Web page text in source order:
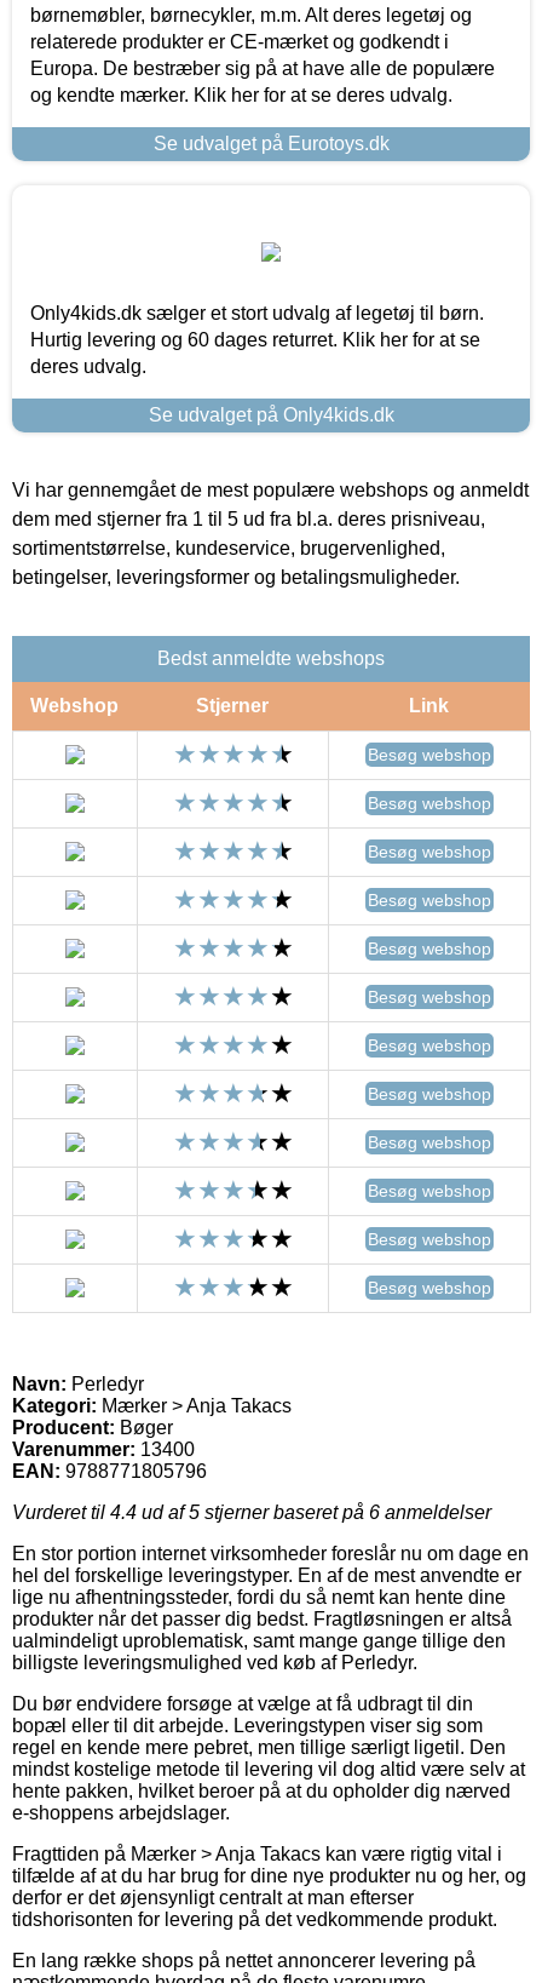
børnemøbler, børnecykler, m.m. Alt deres legetøj og
relaterede produkter er CE-mærket og godkendt i
Europa. De bestræber sig på at have alle de populære
og kendte mærker. Klik her for at se deres udvalg.
Se udvalget på Eurotoys.dk
Only4kids.dk sælger et stort udvalg af legetøj til børn.
Hurtig levering og 60 dages returret. Klik her for at se
deres udvalg.
Se udvalget på Only4kids.dk
Vi har gennemgået de mest populære webshops og anmeldt
dem med stjerner fra 1 til 5 ud fra bl.a. deres prisniveau,
sortimentstørrelse, kundeservice, brugervenlighed,
betingelser, leveringsformer og betalingsmuligheder.
Bedst anmeldte webshops
Webshop Stjerner Link
Besøg webshop
Besøg webshop
Besøg webshop
Besøg webshop
Besøg webshop
Besøg webshop
Besøg webshop
Besøg webshop
Besøg webshop
Besøg webshop
Besøg webshop
Besøg webshop
Navn: Perledyr
Kategori: Mærker > Anja Takacs
Producent: Bøger
Varenummer: 13400
EAN: 9788771805796
Vurderet til 4.4 ud af 5 stjerner baseret på 6 anmeldelser
En stor portion internet virksomheder foreslår nu om dage en
hel del forskellige leveringstyper. En af de mest anvendte er
lige nu afhentningssteder, fordi du så nemt kan hente dine
produkter når det passer dig bedst. Fragtløsningen er altså
ualmindeligt uproblematisk, samt mange gange tillige den
billigste leveringsmulighed ved køb af Perledyr.
Du bør endvidere forsøge at vælge at få udbragt til din
bopæl eller til dit arbejde. Leveringstypen viser sig som
regel en kende mere pebret, men tillige særligt ligetil. Den
mindst kostelige metode til levering vil dog altid være selv at
hente pakken, hvilket beroer på at du opholder dig nærved
e-shoppens arbejdslager.
Fragttiden på Mærker > Anja Takacs kan være rigtig vital i
tilfælde af at du har brug for dine nye produkter nu og her, og
derfor er det øjensynligt centralt at man efterser
tidshorisonten for levering på det vedkommende produkt.
En lang række shops på nettet annoncerer levering på